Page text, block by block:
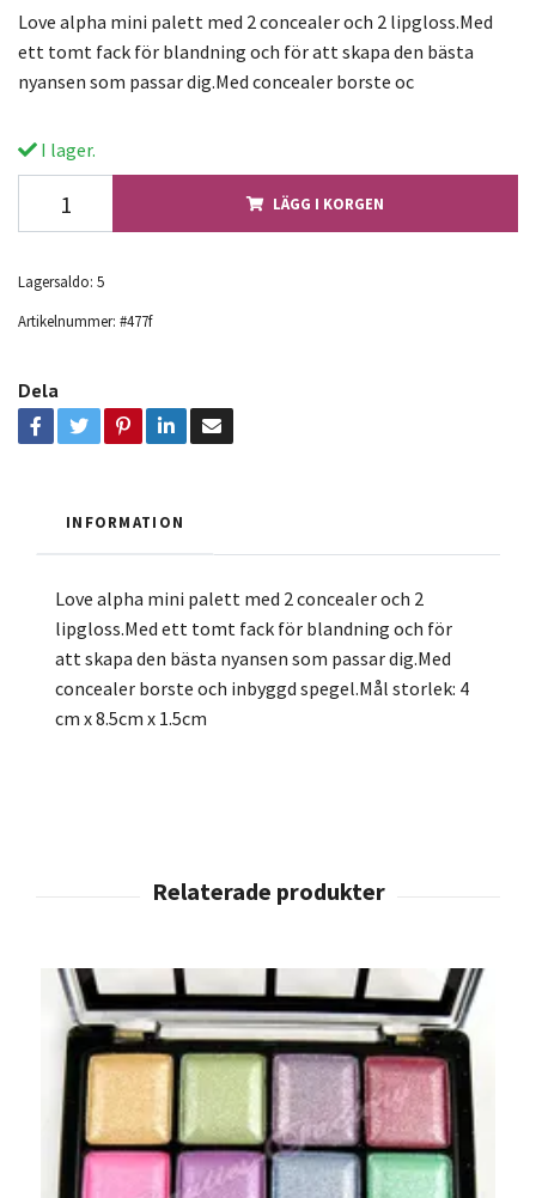
Love alpha mini palett med 2 concealer och 2 lipgloss.Med
ett tomt fack för blandning och för att skapa den bästa
nyansen som passar dig.Med concealer borste oc
I lager.
LÄGG I KORGEN
Lagersaldo: 5
Artikelnummer: #477f
Dela
INFORMATION
Love alpha mini palett med 2 concealer och 2
lipgloss.Med ett tomt fack för blandning och för
att skapa den bästa nyansen som passar dig.Med
concealer borste och inbyggd spegel.Mål storlek: 4
cm x 8.5cm x 1.5cm